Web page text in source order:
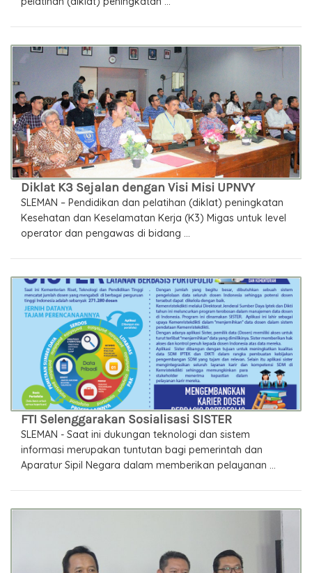
Diklat K3 Sejalan dengan Visi Misi UPNVY
SLEMAN – Pendidikan dan pelatihan (diklat) peningkatan
Kesehatan dan Keselamatan Kerja (K3) Migas untuk level
operator dan pengawas di bidang ...
FTI Selenggarakan Sosialisasi SISTER
SLEMAN - Saat ini dukungan teknologi dan sistem
informasi merupakan tuntutan bagi pemerintah dan
Aparatur Sipil Negara dalam memberikan pelayanan ...